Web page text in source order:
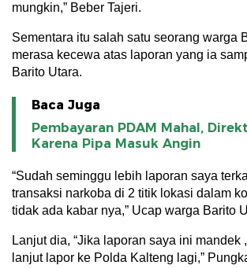
mungkin,” Beber Tajeri.
Sementara itu salah satu seorang warga
merasa kecewa atas laporan yang ia
Barito Utara.
Baca Juga
Pembayaran PDAM Mahal,
Karena Pipa Masuk Angin
“Sudah seminggu lebih laporan saya
transaksi narkoba di 2 titik lokasi dalam
tidak ada kabar nya,” Ucap warga Barito
Lanjut dia, “Jika laporan saya ini mandek
lanjut lapor ke Polda Kalteng lagi,”